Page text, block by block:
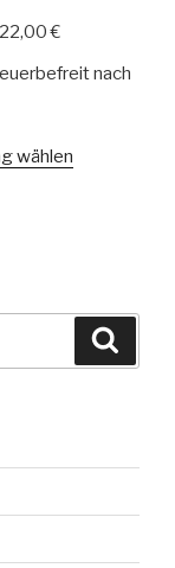
22,00€
nach
wählenDieses
Die
Optionen